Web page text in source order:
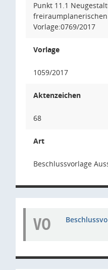
Punkt 11.1
Vorlage:0769/2017
Vorlage
1059/2017
Aktenzeichen
68
Art
Beschlussvorlage
VO